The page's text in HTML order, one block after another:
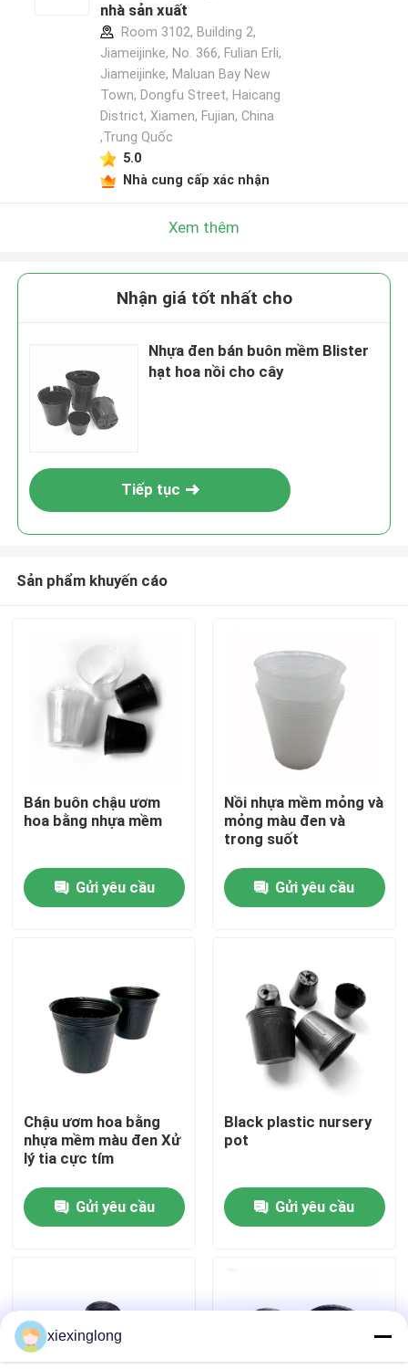
Sản phẩm
Về chúng tôi
Chuyến tham quan nhà máy
Kiểm soát chất lượng
Liên hệ với chúng tôi
Các vụ án
Bọt EPS EPP
nhà sản xuất
Room 3102, Building 2,
Jiameijinke, No. 366, Fulian Erli,
Jiameijinke, Maluan Bay New
Town, Dongfu Street, Haicang
District, Xiamen, Fujian, China
,Trung Quốc
5.0
Nhà cung cấp xác nhận
Xem thêm
Nhận giá tốt nhất cho
Nhựa đen bán buôn mềm Blister
hạt hoa nồi cho cây
Tiếp tục
Sản phẩm khuyến cáo
Bán buôn chậu ươm
hoa bằng nhựa mềm
Gửi yêu cầu
Nồi nhựa mềm mỏng và
mỏng màu đen và
trong suốt
Gửi yêu cầu
Chậu ươm hoa bằng
nhựa mềm màu đen Xử
lý tia cực tím
Gửi yêu cầu
Black plastic nursery
pot
Gửi yêu cầu
xiexinglong